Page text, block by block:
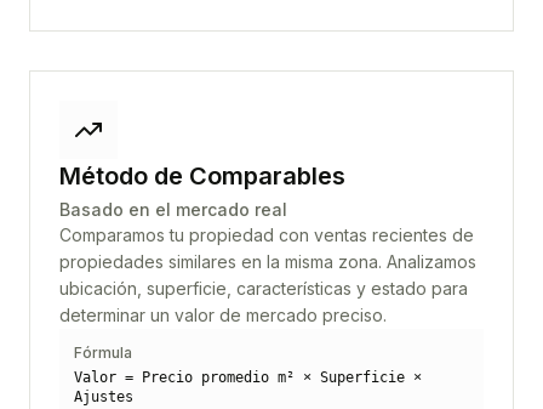
Método de Comparables
Basado en el mercado real
Comparamos tu propiedad con ventas recientes de
propiedades similares en la misma zona. Analizamos
ubicación, superficie, características y estado para
determinar un valor de mercado preciso.
Fórmula
Valor = Precio promedio m² × Superficie ×
Ajustes